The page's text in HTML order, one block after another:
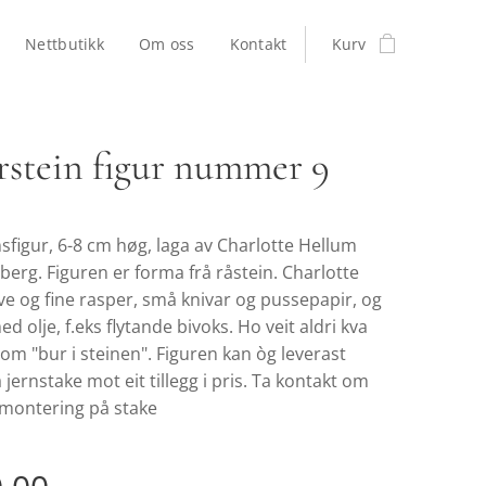
Nettbutikk Om oss Kontakt Kurv
figur nummer 9
6-8 cm høg, laga av Charlotte Hellum
Figuren er forma frå råstein. Charlotte
og fine rasper, små knivar og pussepapir, og
olje, f.eks flytande bivoks. Ho veit aldri kva
"bur i steinen". Figuren kan òg leverast
mot eit tillegg i pris. Ta kontakt om
på stake